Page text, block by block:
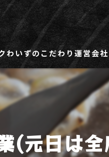
ページ
わいずのこだわり運営会社
(元日は